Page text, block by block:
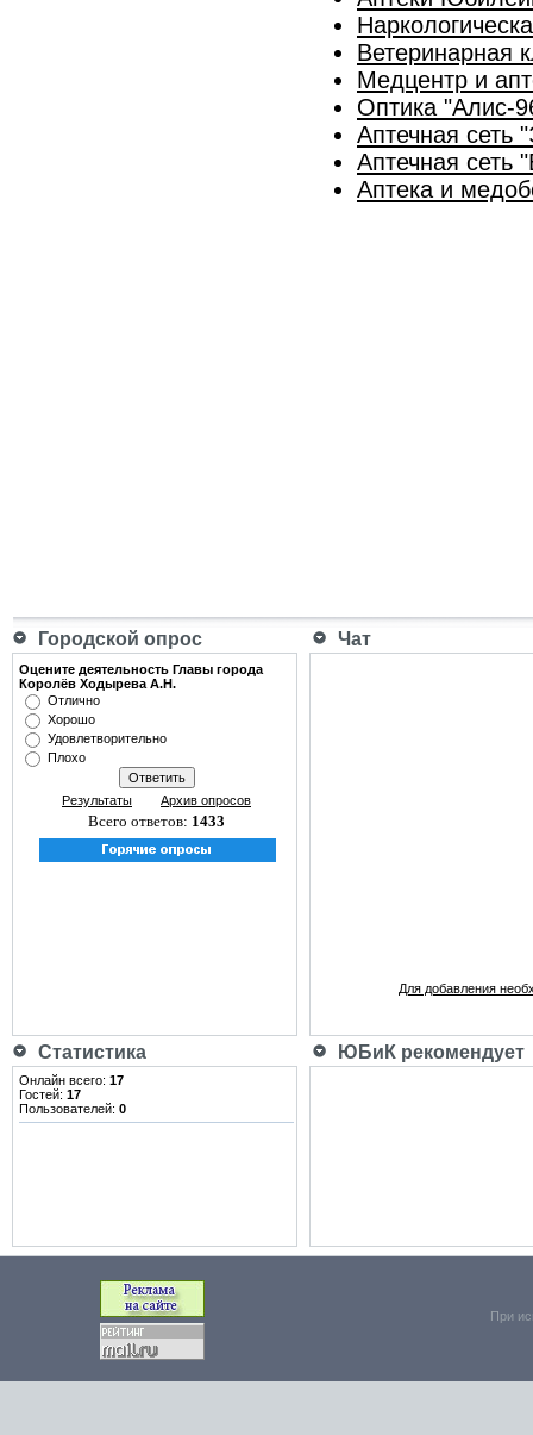
Ветеринарная
Медцентр и
Оптика "Алис-
Аптечная сеть
Аптечная сеть
Аптека и
Городской опрос Чат
Оцените деятельность Главы города
Королёв Ходырева А.Н.
Отлично
Хорошо
Удовлетворительно
Плохо
Результаты Архив опросов
Всего ответов: 1433
Для добавления
Статистика ЮБиК рекомендует
Онлайн всего: 17
Гостей: 17
Пользователей: 0
При